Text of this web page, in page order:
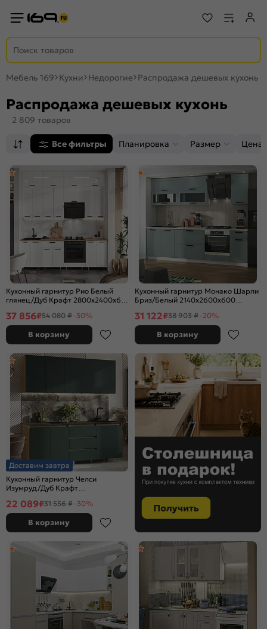
Мебель 169 Кухни Недорогие Распродажа дешевых кухонь
Распродажа дешевых кухонь
2 809 товаров
Все фильтры Планировка Размер Цена,
Кухонный гарнитур Рио Белый
глянец/Дуб Крафт 2800x2400x600
37 856₽54 080 ₽ -30%
В корзину
Кухонный гарнитур Монако Шарли
Бриз/Белый 2140x2600x600
31 122₽38 903 ₽ -20%
В корзину
Доставим завтра
Кухонный гарнитур Челси
Изумруд/Дуб Крафт
22 089₽31 556 ₽ -30%
В корзину